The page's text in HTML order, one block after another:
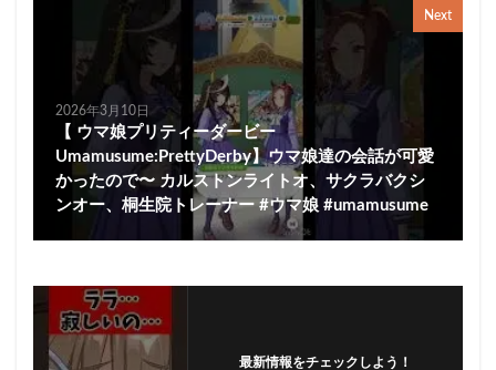
Next
2026年3月10日
【 ウマ娘プリティーダービー
Umamusume:PrettyDerby】ウマ娘達の会話が可愛
かったので〜 カルストンライトオ、サクラバクシ
ンオー、桐生院トレーナー #ウマ娘 #umamusume
最新情報をチェックしよう！